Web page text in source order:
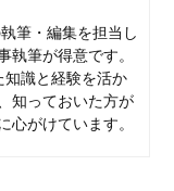
筆・編集を担当し
筆が得意です。
識と経験を活か
知っておいた方が
がけています。